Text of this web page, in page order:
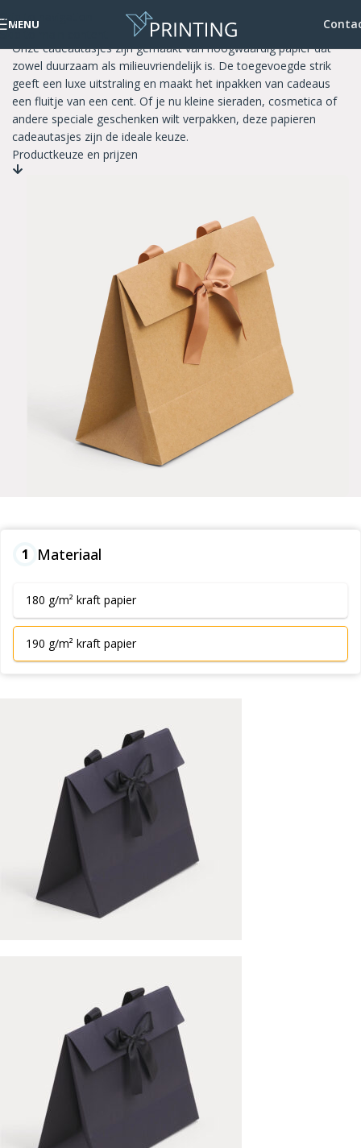
Skip to navigation
Skip to main content
MENU
Papieren cadeautasjes met strik
Onze cadeautasjes zijn gemaakt van hoogwaardig papier dat
zowel duurzaam als milieuvriendelijk is. De toegevoegde strik
geeft een luxe uitstraling en maakt het inpakken van cadeaus
een fluitje van een cent. Of je nu kleine sieraden, cosmetica of
andere speciale geschenken wilt verpakken, deze papieren
cadeautasjes zijn de ideale keuze.
Productkeuze en prijzen
1 Materiaal
180 g/m² kraft papier
190 g/m² kraft papier